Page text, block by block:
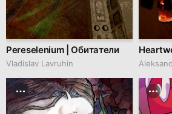
Pereselenium | Обитатели
Vladislav Lavruhin